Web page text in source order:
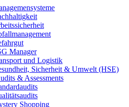
Manager
und Logistik
Sicherheit & Umwelt (HSE)
& Assessments
Shopping